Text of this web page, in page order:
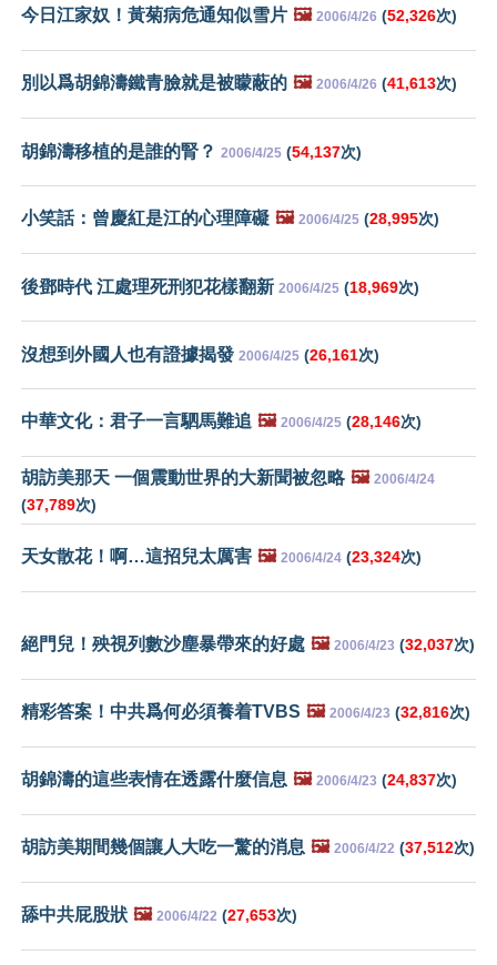
今日江家奴！黃菊病危通知似雪片 🖼️ 2006/4/26 (52,326次)
別以爲胡錦濤鐵青臉就是被矇蔽的 🖼️ 2006/4/26 (41,613次)
胡錦濤移植的是誰的腎？ 2006/4/25 (54,137次)
小笑話：曾慶紅是江的心理障礙 🖼️ 2006/4/25 (28,995次)
後鄧時代 江處理死刑犯花樣翻新 2006/4/25 (18,969次)
沒想到外國人也有證據揭發 2006/4/25 (26,161次)
中華文化：君子一言駟馬難追 🖼️ 2006/4/25 (28,146次)
胡訪美那天 一個震動世界的大新聞被忽略 🖼️ 2006/4/24
(37,789次)
天女散花！啊…這招兒太厲害 🖼️ 2006/4/24 (23,324次)
絕門兒！殃視列數沙塵暴帶來的好處 🖼️ 2006/4/23 (32,037次)
精彩答案！中共爲何必須養着TVBS 🖼️ 2006/4/23 (32,816次)
胡錦濤的這些表情在透露什麼信息 🖼️ 2006/4/23 (24,837次)
胡訪美期間幾個讓人大吃一驚的消息 🖼️ 2006/4/22 (37,512次)
舔中共屁股狀 🖼️ 2006/4/22 (27,653次)